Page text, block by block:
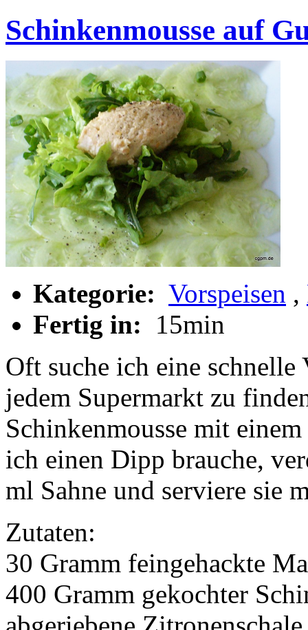
Schinkenmousse auf
Kategorie: Vorspeisen ,
Fertig in:
15min
Oft suche ich eine
jedem Supermarkt zu
Schinkenmousse mit
ich einen Dipp brauche,
ml Sahne und serviere sie
Zutaten:
30 Gramm feingehackte
400 Gramm gekochter